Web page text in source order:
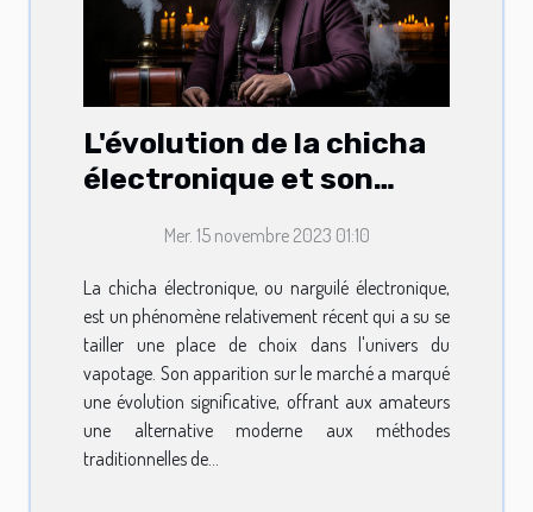
L'évolution de la chicha
électronique et son
marché du vapotage
Mer. 15 novembre 2023 01:10
La chicha électronique, ou narguilé électronique,
est un phénomène relativement récent qui a su se
tailler une place de choix dans l'univers du
vapotage. Son apparition sur le marché a marqué
une évolution significative, offrant aux amateurs
une alternative moderne aux méthodes
traditionnelles de...